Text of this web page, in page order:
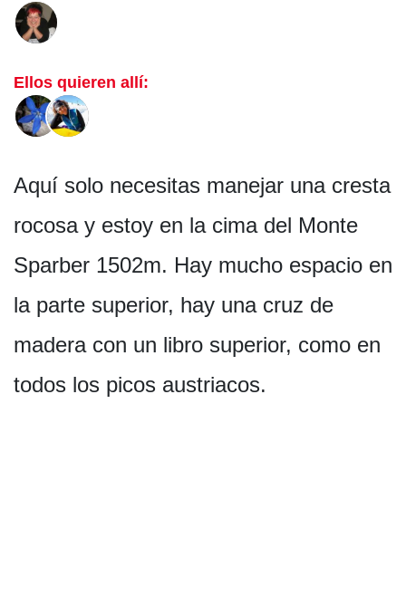
Ellos quieren allí:
Aquí solo necesitas manejar una cresta
rocosa y estoy en la cima del Monte
Sparber 1502m. Hay mucho espacio en
la parte superior, hay una cruz de
madera con un libro superior, como en
todos los picos austriacos.